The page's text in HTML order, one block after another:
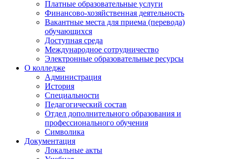
Платные образовательные услуги
Финансово-хозяйственная деятельность
Вакантные места для приема (перевода)
обучающихся
Доступная среда
Международное сотрудничество
Электронные образовательные ресурсы
О колледже
Администрация
История
Специальности
Педагогический состав
Отдел дополнительного образования и
профессионального обучения
Символика
Документация
Локальные акты